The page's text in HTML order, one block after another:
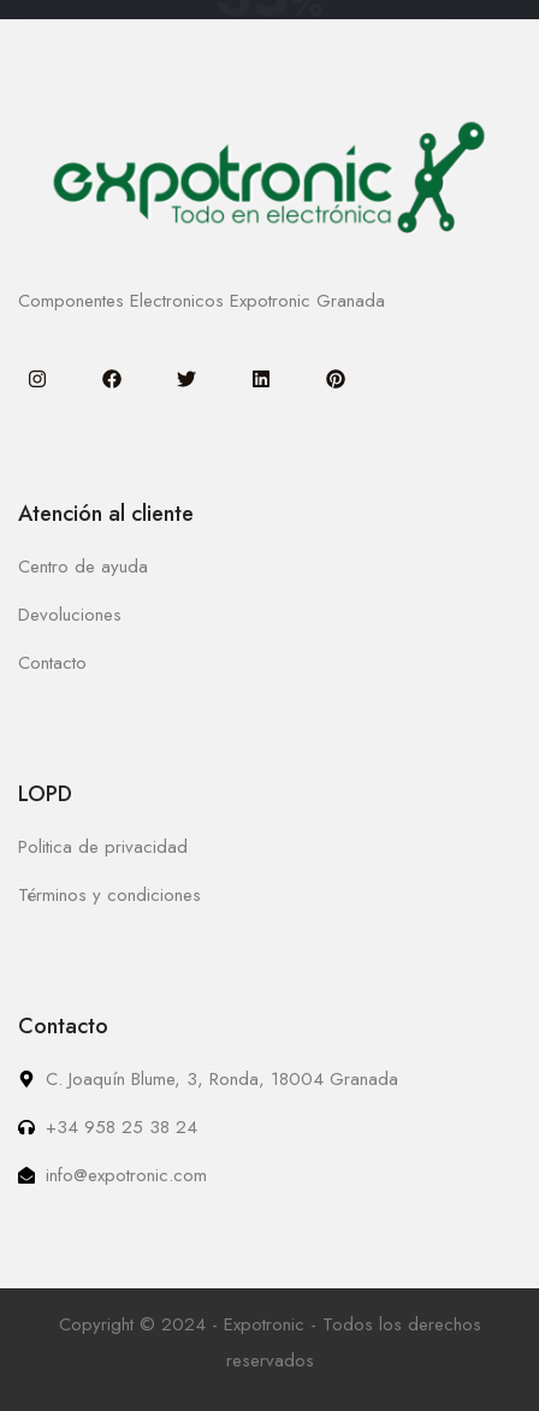
Componentes Electronicos Expotronic Granada
Atención al cliente
Centro de ayuda
Devoluciones
Contacto
LOPD
Politica de privacidad
Términos y condiciones
Contacto
C. Joaquín Blume, 3, Ronda, 18004 Granada
+34 958 25 38 24
info@expotronic.com
Copyright © 2024 - Expotronic - Todos los derechos
reservados